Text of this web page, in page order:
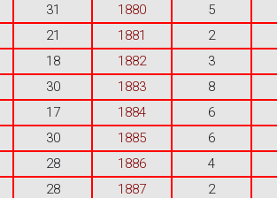
31 1880
5
21 1881
2
18 1882
3
30 1883
8
17 1884
6
30 1885
6
28 1886
4
28 1887
2